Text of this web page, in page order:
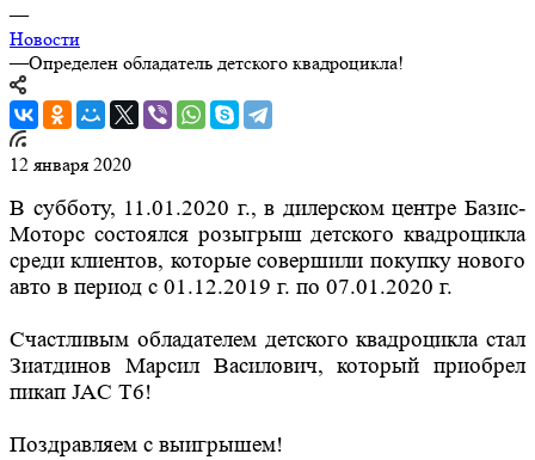
—
Новости
—Определен обладатель детского квадроцикла!
12 января 2020
В субботу, 11.01.2020 г., в дилерском центре Базис-
Моторс состоялся розыгрыш детского квадроцикла
среди клиентов, которые совершили покупку нового
авто в период с 01.12.2019 г. по 07.01.2020 г.
Счастливым обладателем детского квадроцикла стал
Зиатдинов Марсил Василович, который приобрел
пикап JAC T6!
Поздравляем с выигрышем!